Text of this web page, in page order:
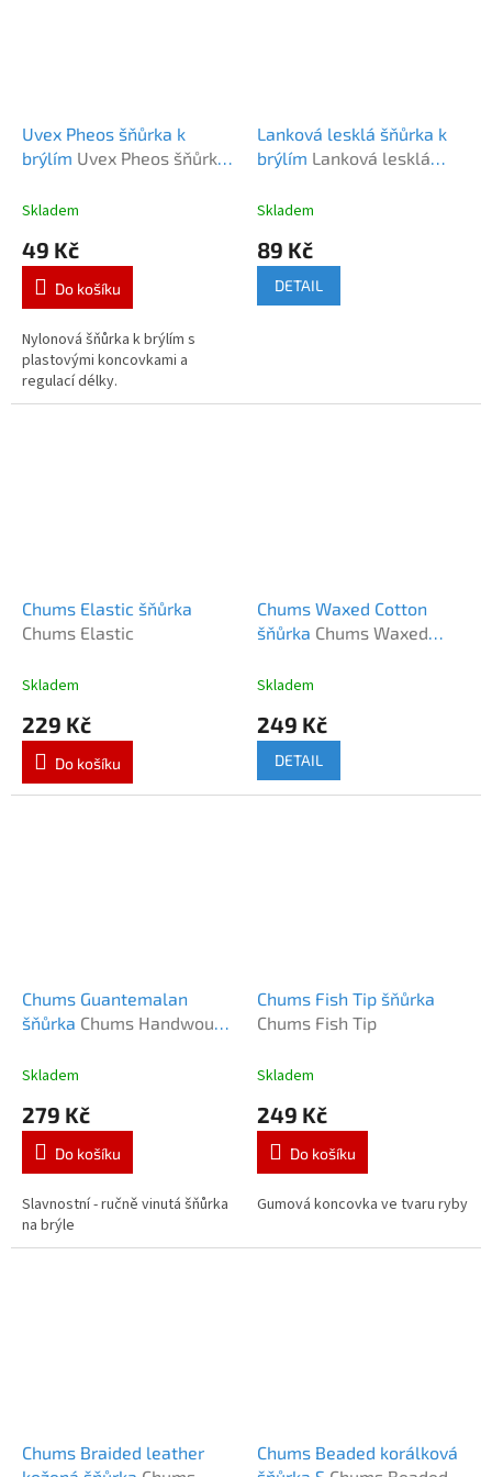
Uvex Pheos šňůrka k
brýlím Uvex Pheos šňůrka
Skladem
49 Kč
Do košíku
Nylonová šňůrka k brýlím s
plastovými koncovkami a
regulací délky.
Lanková lesklá šňůrka k
brýlím Lanková lesklá
Skladem
89 Kč
DETAIL
Chums Elastic šňůrka
Chums Elastic
Skladem
229 Kč
Do košíku
Chums Waxed Cotton
šňůrka Chums Waxed
Skladem
249 Kč
DETAIL
Chums Guantemalan
šňůrka Chums Handwound
Skladem
279 Kč
Do košíku
Slavnostní - ručně vinutá šňůrka
na brýle
Chums Fish Tip šňůrka
Chums Fish Tip
Skladem
249 Kč
Do košíku
Gumová koncovka ve tvaru ryby
Chums Braided leather
Chums Beaded korálková